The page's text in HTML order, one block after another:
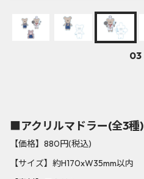
03
■アクリルマドラー(全3種)
【価格】880円(税込)
【サイズ】約H170xW35mm以内